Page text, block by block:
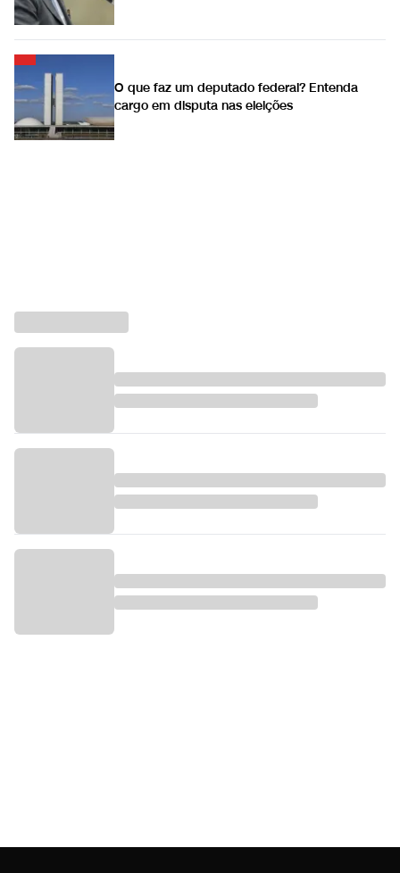
O que faz um deputado federal? Entenda
cargo em disputa nas eleições